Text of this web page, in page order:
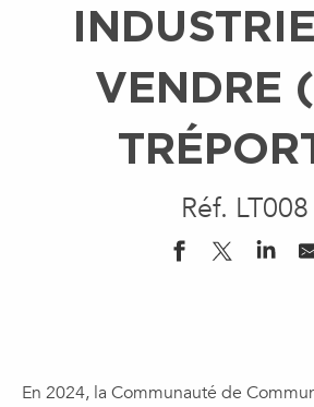
VENDRE
Réf. LT008
En 2024, la Communauté de